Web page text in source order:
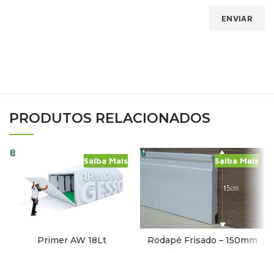
PRODUTOS RELACIONADOS
Primer AW 18Lt
Saiba Mais
Rodapé Frisado – 150mm
Saiba Mais